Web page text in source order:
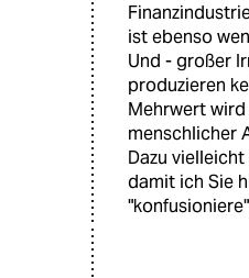
ist ebenso
Und - großer
produzieren
Mehrwert
menschlicher
Dazu
damit ich Sie